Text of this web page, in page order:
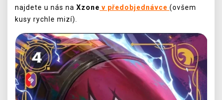
najdete u nás na Xzone v předobjednávce (ovšem
kusy rychle mizí).